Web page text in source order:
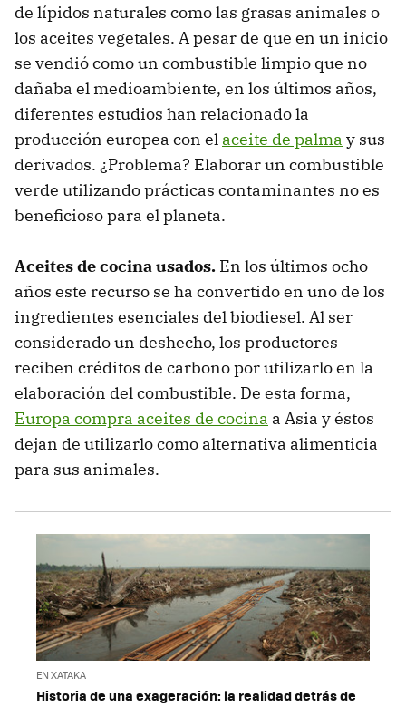
de lípidos naturales como las grasas animales o
los aceites vegetales. A pesar de que en un inicio
se vendió como un combustible limpio que no
dañaba el medioambiente, en los últimos años,
diferentes estudios han relacionado la
producción europea con el aceite de palma y sus
derivados. ¿Problema? Elaborar un combustible
verde utilizando prácticas contaminantes no es
beneficioso para el planeta.
Aceites de cocina usados. En los últimos ocho
años este recurso se ha convertido en uno de los
ingredientes esenciales del biodiesel. Al ser
considerado un deshecho, los productores
reciben créditos de carbono por utilizarlo en la
elaboración del combustible. De esta forma,
Europa compra aceites de cocina a Asia y éstos
dejan de utilizarlo como alternativa alimenticia
para sus animales.
EN XATAKA
Historia de una exageración: la realidad detrás de